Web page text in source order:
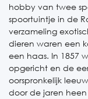
hobby van twee
spoortuintje in de
verzameling
dieren waren een
een haas. In 1857
opgericht en de
oorspronkelijk
door de jaren